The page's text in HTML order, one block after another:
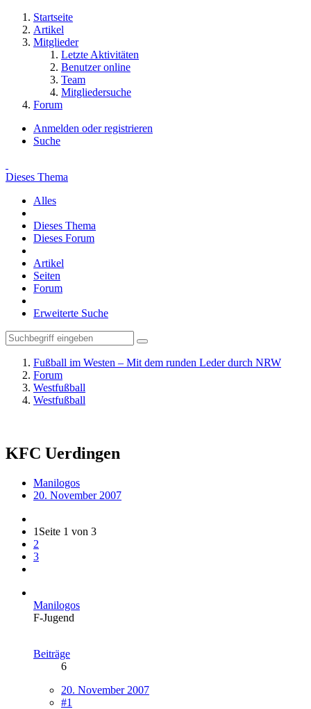
Startseite
Artikel
Mitglieder
Letzte Aktivitäten
Benutzer online
Team
Mitgliedersuche
Forum
Anmelden oder registrieren
Suche
Dieses Thema
Alles
Dieses Thema
Dieses Forum
Artikel
Seiten
Forum
Erweiterte Suche
Fußball im Westen – Mit dem runden Leder durch NRW
Forum
Westfußball
Westfußball
KFC Uerdingen
Manilogos
20. November 2007
1 Seite 1 von 3
2
3
Manilogos
F-Jugend
Beiträge
6
20. November 2007
#1